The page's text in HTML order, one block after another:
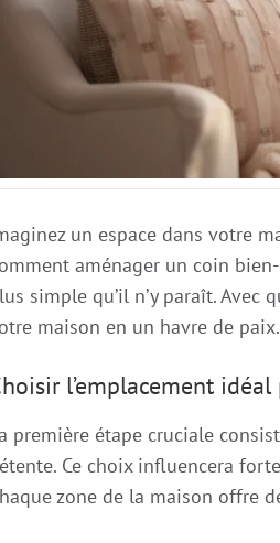
un espace dans votre
aménager un coin
simple qu’il n’y paraît.
maison en un havre de paix.
l’emplacement
première étape cruciale
Ce choix influencera
zone de la maison offre